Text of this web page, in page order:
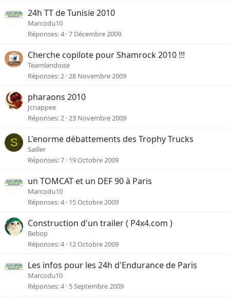
24h TT de Tunisie 2010
Marcodu10
Réponses 4 7 Décembre 2009
Cherche copilote pour Shamrock 2010 !!!
Teamlandoise
Réponses 2 28 Novembre 2009
pharaons 2010
Jcnappee
Réponses 2 23 Novembre 2009
S L'enorme débattements des Trophy Trucks
Sailler
Réponses 7 19 Octobre 2009
un TOMCAT et un DEF 90 à Paris
Marcodu10
Réponses 4 15 Octobre 2009
Construction d'un trailer ( P4x4.com )
Bebop
Réponses 4 12 Octobre 2009
Les infos pour les 24h d'Endurance de Paris
Marcodu10
Réponses 4 5 Septembre 2009